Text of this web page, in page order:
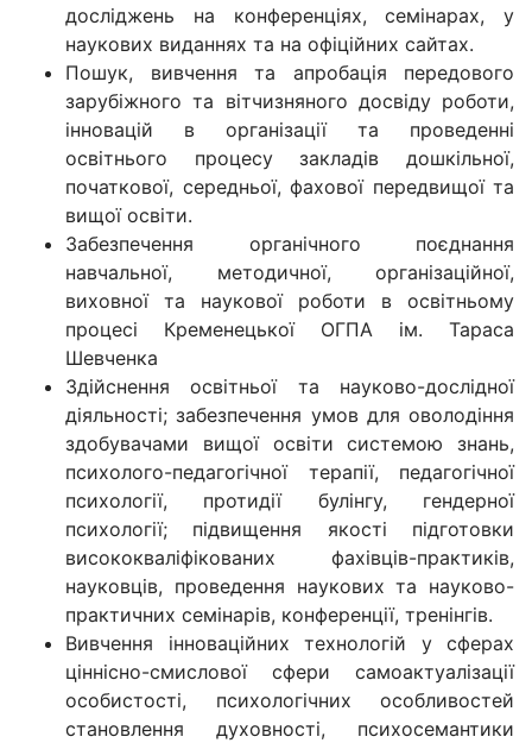
досліджень на конференціях, семінарах, у
наукових виданнях та на офіційних сайтах.
Пошук, вивчення та апробація передового
зарубіжного та вітчизняного досвіду роботи,
інновацій в організації та проведенні
освітнього процесу закладів дошкільної,
початкової, середньої, фахової передвищої та
вищої освіти.
Забезпечення органічного поєднання
навчальної, методичної, організаційної,
виховної та наукової роботи в освітньому
процесі Кременецької ОГПА ім. Тараса
Шевченка
Здійснення освітньої та науково-дослідної
діяльності; забезпечення умов для оволодіння
здобувачами вищої освіти системою знань,
психолого-педагогічної терапії, педагогічної
психології, протидії булінгу, гендерної
психології; підвищення якості підготовки
висококваліфікованих фахівців-практиків,
науковців, проведення наукових та науково-
практичних семінарів, конференції, тренінгів.
Вивчення інноваційних технологій у сферах
ціннісно-смислової сфери самоактуалізації
особистості, психологічних особливостей
становлення духовності, психосемантики